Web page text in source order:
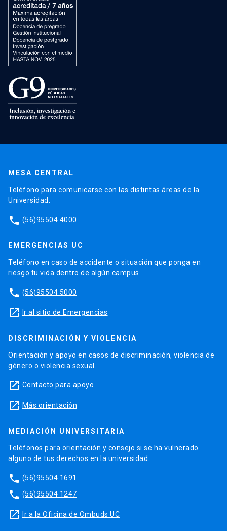
MESA CENTRAL
Teléfono para comunicarse con las distintas áreas de la
Universidad.
phone (56)95504 4000
EMERGENCIAS UC
Teléfono en caso de accidente o situación que ponga en
riesgo tu vida dentro de algún campus.
phone (56)95504 5000
launch Ir al sitio de Emergencias
DISCRIMINACIÓN Y VIOLENCIA
Orientación y apoyo en casos de discriminación, violencia de
género o violencia sexual.
launch Contacto para apoyo
launch Más orientación
MEDIACIÓN UNIVERSITARIA
Teléfonos para orientación y consejo si se ha vulnerado
alguno de tus derechos en la universidad.
phone (56)95504 1691
phone (56)95504 1247
launch Ir a la Oficina de Ombuds UC